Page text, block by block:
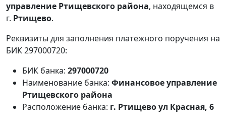
управление Ртищевского района, находящемся в
г. Ртищево.
Реквизиты для заполнения платежного поручения на
БИК 297000720:
БИК банка: 297000720
Наименование банка: Финансовое управление
Ртищевского района
Расположение банка: г. Ртищево ул Красная, 6